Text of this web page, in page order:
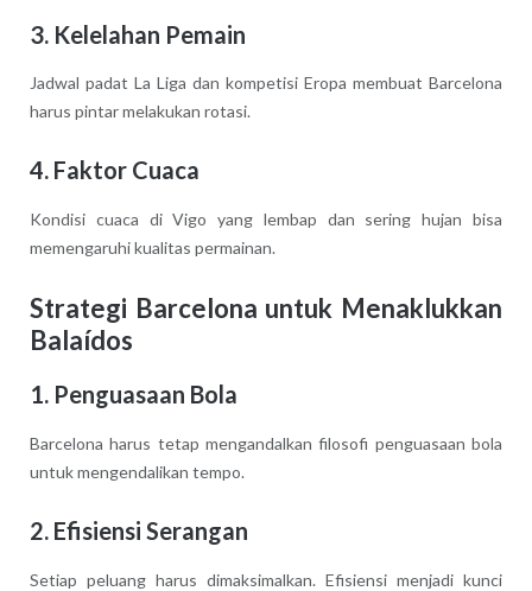
3. Kelelahan Pemain
Jadwal padat La Liga dan kompetisi Eropa membuat Barcelona
harus pintar melakukan rotasi.
4. Faktor Cuaca
Kondisi cuaca di Vigo yang lembap dan sering hujan bisa
memengaruhi kualitas permainan.
Strategi Barcelona untuk Menaklukkan
Balaídos
1. Penguasaan Bola
Barcelona harus tetap mengandalkan filosofi penguasaan bola
untuk mengendalikan tempo.
2. Efisiensi Serangan
Setiap peluang harus dimaksimalkan. Efisiensi menjadi kunci